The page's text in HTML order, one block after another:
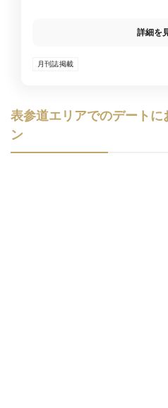
詳細を
月刊誌掲載
表参道エリアでのデートに
ン